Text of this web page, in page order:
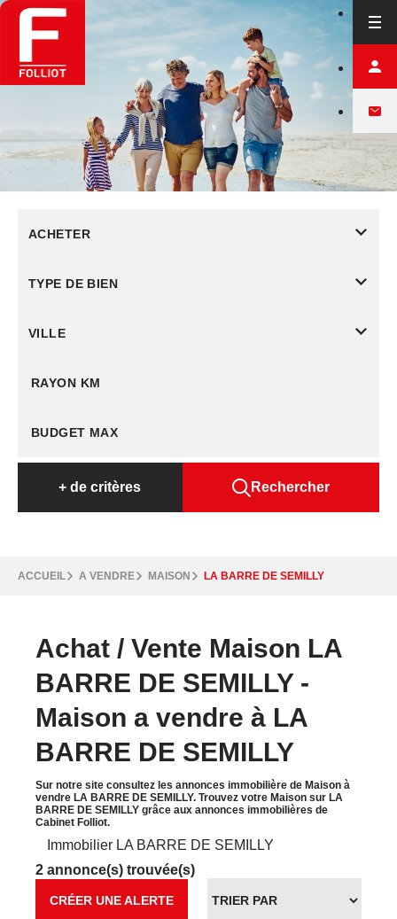
ACHETER
TYPE DE BIEN
VILLE
RAYON KM
+ de critères Rechercher
ACCUEIL A VENDRE MAISON LA BARRE DE SEMILLY
Achat / Vente Maison LA
BARRE DE SEMILLY -
Maison a vendre à LA
BARRE DE SEMILLY
Sur notre site consultez les annonces immobilière de Maison à
vendre LA BARRE DE SEMILLY. Trouvez votre Maison sur LA
BARRE DE SEMILLY grâce aux annonces immobilières de
Cabinet Folliot.
Immobilier LA BARRE DE SEMILLY
2 annonce(s) trouvée(s)
CRÉER UNE ALERTE